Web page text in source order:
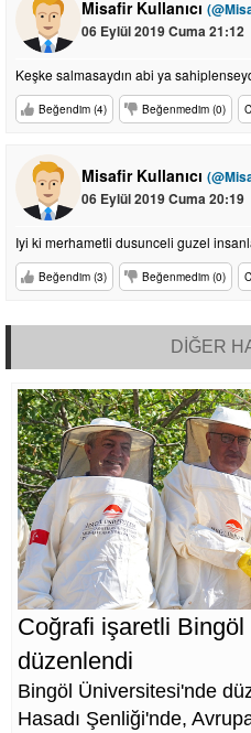
Misafir Kullanıcı
06 Eylül 2019 Cuma 21:12
Keşke salmasaydın abi ya
Beğendim (4) Beğenmedim (0)
Misafir Kullanıcı
06 Eylül 2019 Cuma 20:19
Iyi ki merhametli dusunceli guzel
Beğendim (3) Beğenmedim (0)
DİĞER
Coğrafi işaretli
düzenlendi
Bingöl Üniversitesi'nde
Hasadı Şenliği'nde,